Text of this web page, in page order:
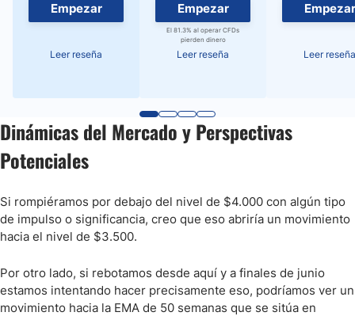
Empezar
Leer reseña
Empezar
El 81.3% al operar CFDs
pierden dinero
Leer reseña
Empezar
Leer reseña
Dinámicas del Mercado y Perspectivas
Potenciales
Si rompiéramos por debajo del nivel de $4.000 con algún tipo
de impulso o significancia, creo que eso abriría un movimiento
hacia el nivel de $3.500.
Por otro lado, si rebotamos desde aquí y a finales de junio
estamos intentando hacer precisamente eso, podríamos ver un
movimiento hacia la EMA de 50 semanas que se sitúa en